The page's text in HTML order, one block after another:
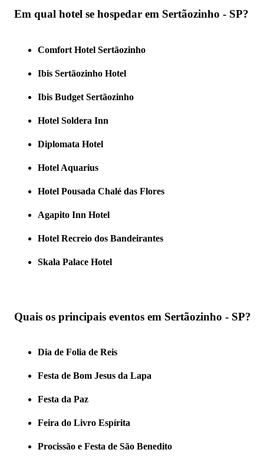
Em qual hotel se hospedar em Sertãozinho - SP?
Comfort Hotel Sertãozinho
Ibis Sertãozinho Hotel
Ibis Budget Sertãozinho
Hotel Soldera Inn
Diplomata Hotel
Hotel Aquarius
Hotel Pousada Chalé das Flores
Agapito Inn Hotel
Hotel Recreio dos Bandeirantes
Skala Palace Hotel
Quais os principais eventos em Sertãozinho - SP?
Dia de Folia de Reis
Festa de Bom Jesus da Lapa
Festa da Paz
Feira do Livro Espírita
Procissão e Festa de São Benedito